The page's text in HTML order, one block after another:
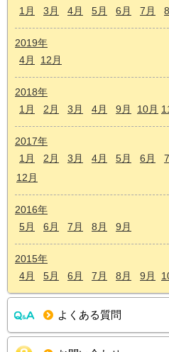
1月
3月 4月 5月 6月 7月
2019年
4月
12月
2018年
1月
2月 3月 4月 9月 10月
2017年
1月
2月 3月 4月 5月 6月
12月
2016年
5月
6月 7月 8月 9月
2015年
4月
5月 6月 7月 8月 9月
よくある質問